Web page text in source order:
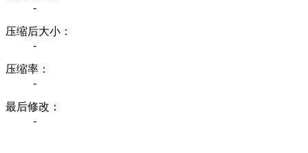
-
压缩后大小：
-
压缩率：
-
最后修改：
-